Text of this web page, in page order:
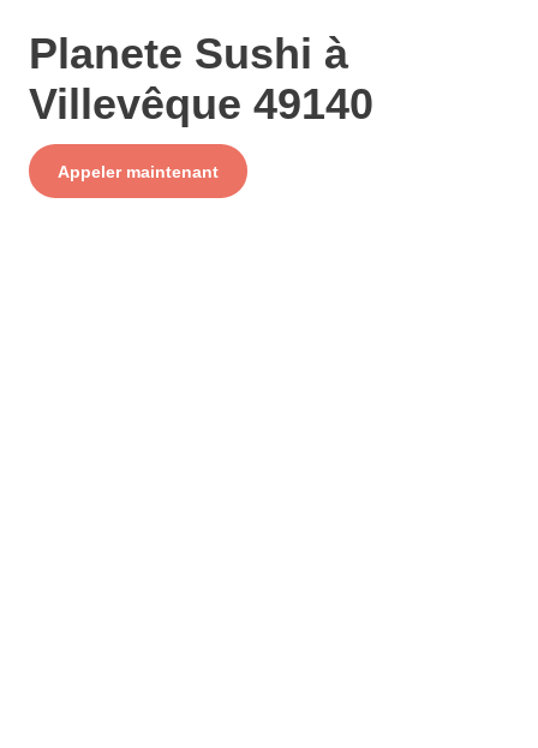
Planete Sushi à
Villevêque 49140
Appeler maintenant
Service
+ prix appel